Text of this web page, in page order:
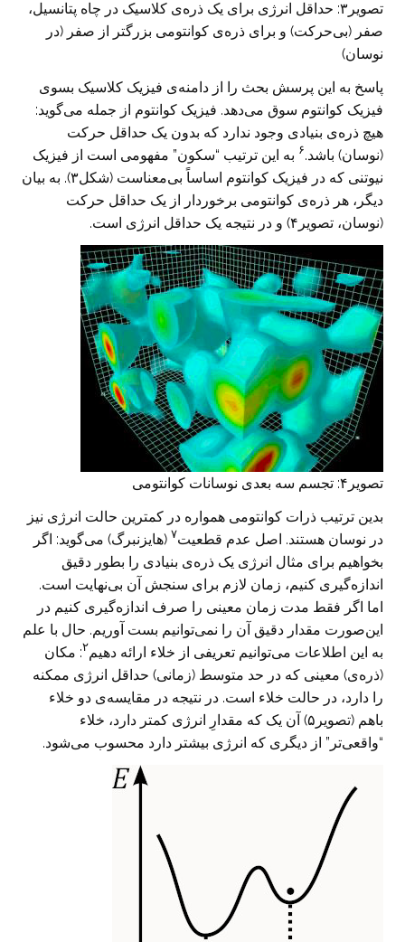
تصویر۳: حداقل انرژی برای یک ذره‌ی کلاسیک در چاه پتانسیل،
صفر (بی‌حرکت) و برای ذره‌ی کوانتومی بزرگتر از صفر (در
نوسان)
پاسخ به این پرسش بحث را از دامنه‌ی فیزیک کلاسیک بسوی
فیزیک کوانتوم سوق می‌دهد. فیزیک کوانتوم از جمله می‌گوید:
هیچ ذره‌ی بنیادی وجود ندارد که بدون یک حداقل حرکت
(نوسان) باشد.۶ به این ترتیب “سکون” مفهومی است از فیزیک
نیوتنی که در فیزیک کوانتوم اساساً بی‌معناست (شکل۳). به بیان
دیگر، هر ذره‌ی کوانتومی برخوردار از یک حداقل حرکت
(نوسان، تصویر۴) و در نتیجه یک حداقل انرژی است.
تصویر۴: تجسم سه بعدی نوسانات کوانتومی
بدین ترتیب ذرات کوانتومی همواره در کمترین حالت انرژی نیز
در نوسان هستند. اصل عدم قطعیت۷ (هایزنبرگ) می‌گوید: اگر
بخواهیم برای مثال انرژی یک ذره‌ی بنیادی را بطور دقیق
اندازه‌گیری کنیم، زمان لازم برای سنجش آن بی‌نهایت است.
اما اگر فقط مدت زمان معینی را صرف اندازه‌گیری کنیم در
این‌صورت مقدار دقیق آن را نمی‌توانیم بست آوریم. حال با علم
به این اطلاعات می‌توانیم تعریفی از خلاء ارائه دهیم۲: مکان
(ذره‌ی) معینی که در حد متوسط (زمانی) حداقل انرژی ممکنه
را دارد، در حالت خلاء است. در نتیجه در مقایسه‌ی دو خلاء
باهم (تصویر۵) آن یک که مقدارِ انرژی کمتر دارد، خلاء
“واقعی‌تر” از دیگری که انرژی بیشتر دارد محسوب می‌شود.